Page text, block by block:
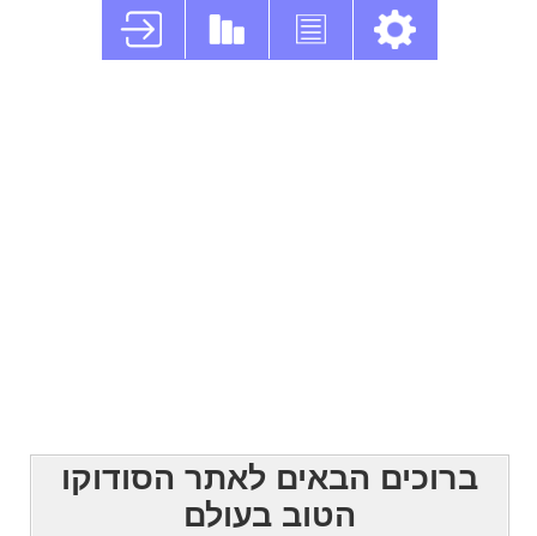
ברוכים הבאים לאתר הסודוקו
הטוב בעולם